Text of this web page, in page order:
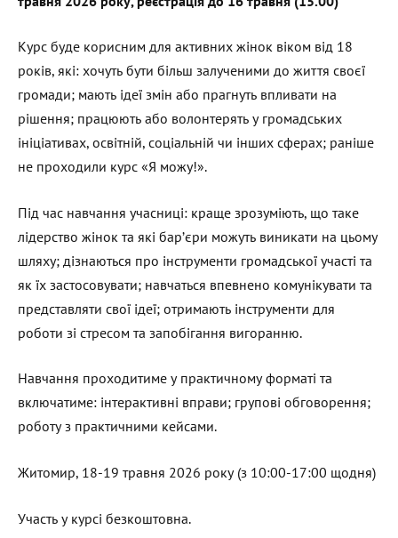
Курс буде корисним для активних жінок віком від 18
років, які: хочуть бути більш залученими до життя своєї
громади; мають ідеї змін або прагнуть впливати на
рішення; працюють або волонтерять у громадських
ініціативах, освітній, соціальній чи інших сферах; раніше
не проходили курс «Я можу!».
Під час навчання учасниці: краще зрозуміють, що таке
лідерство жінок та які бар’єри можуть виникати на цьому
шляху; дізнаються про інструменти громадської участі та
як їх застосовувати; навчаться впевнено комунікувати та
представляти свої ідеї; отримають інструменти для
роботи зі стресом та запобігання вигоранню.
Навчання проходитиме у практичному форматі та
включатиме: інтерактивні вправи; групові обговорення;
роботу з практичними кейсами.
Житомир, 18-19 травня 2026 року (з 10:00-17:00 щодня)
Участь у курсі безкоштовна.